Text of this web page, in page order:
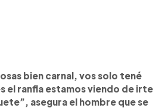
bien carnal, vos solo tené
el ranfla estamos viendo de irte
asegura el hombre que se